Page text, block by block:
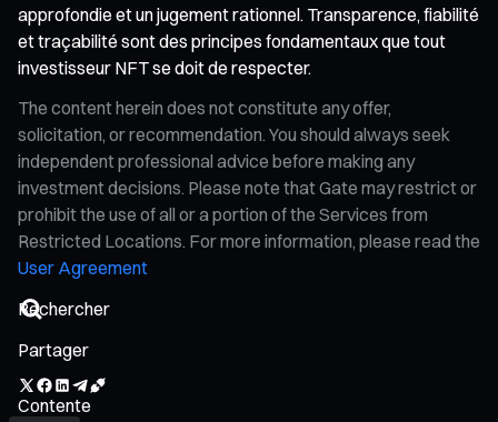
approfondie et un jugement rationnel. Transparence, fiabilité
et traçabilité sont des principes fondamentaux que tout
investisseur NFT se doit de respecter.
The content herein does not constitute any offer,
solicitation, or recommendation. You should always seek
independent professional advice before making any
investment decisions. Please note that Gate may restrict or
prohibit the use of all or a portion of the Services from
Restricted Locations. For more information, please read the
User Agreement
Partager
Contente